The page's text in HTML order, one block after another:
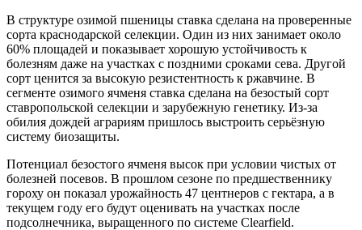
В структуре озимой пшеницы ставка сделана на проверенные
сорта краснодарской селекции. Один из них занимает около
60% площадей и показывает хорошую устойчивость к
болезням даже на участках с поздними сроками сева. Другой
сорт ценится за высокую резистентность к ржавчине. В
сегменте озимого ячменя ставка сделана на безостый сорт
ставропольской селекции и зарубежную генетику. Из-за
обилия дождей аграриям пришлось выстроить серьёзную
систему биозащиты.
Потенциал безостого ячменя высок при условии чистых от
болезней посевов. В прошлом сезоне по предшественнику
гороху он показал урожайность 47 центнеров с гектара, а в
текущем году его будут оценивать на участках после
подсолнечника, выращенного по системе Clearfield.